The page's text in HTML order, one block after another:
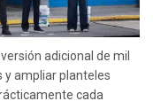
adicional de mil
y ampliar planteles
cada